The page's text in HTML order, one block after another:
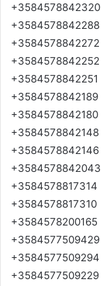
+3584578842320
+3584578842288
+3584578842272
+3584578842252
+3584578842251
+3584578842189
+3584578842180
+3584578842148
+3584578842146
+3584578842043
+3584578817314
+3584578817310
+3584578200165
+3584577509429
+3584577509294
+3584577509229